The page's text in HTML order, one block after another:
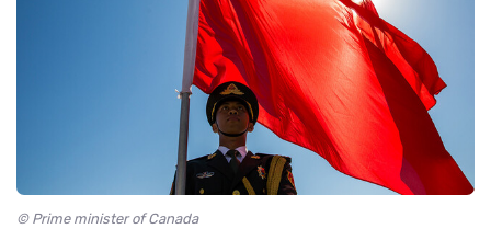
© Prime minister of Canada